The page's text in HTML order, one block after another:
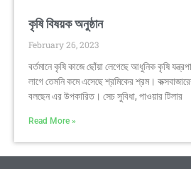
কৃষি বিষয়ক অনুষ্ঠান
February 26, 2023
বর্তমানে কৃষি কাজে ছোঁয়া লেগেছে আধুনিক কৃষি
লাগে তেমনি কমে এসেছে শ্রমিকের শ্রম।
বলছেন এর উপকারিত। সেচ সুবিধা, পাওয়ার টিলার
Read More »